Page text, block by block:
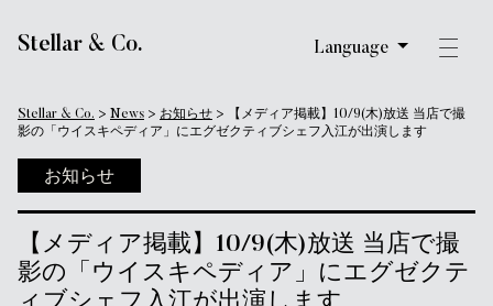
Stellar & Co. Language
Stellar & Co. > News > お知らせ >
【メディア掲載】10/9(木)放送 当店で撮
影の「ウイスキペディア」にエグゼクティブシェフ入江が出演します
お知らせ
【メディア掲載】10/9(木)放送 当店で撮
影の「ウイスキペディア」にエグゼクテ